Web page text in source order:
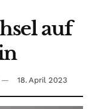
auf
18. April 2023